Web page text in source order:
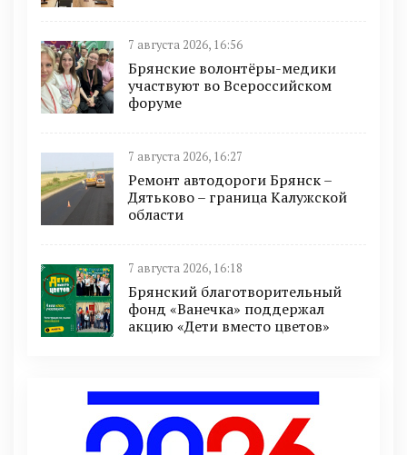
7 августа 2026, 16:56
Брянские волонтёры-медики
участвуют во Всероссийском
форуме
7 августа 2026, 16:27
Ремонт автодороги Брянск –
Дятьково – граница Калужской
области
7 августа 2026, 16:18
Брянский благотворительный
фонд «Ванечка» поддержал
акцию «Дети вместо цветов»